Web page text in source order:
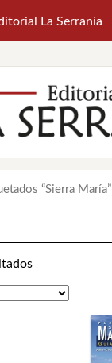
“Sierra María”
La Serranía